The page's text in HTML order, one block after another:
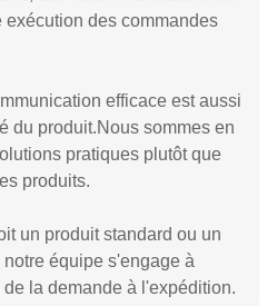
exécution des commandes
efficace est aussi
du produit.Nous sommes en
pratiques plutôt que
produits.
un produit standard ou un
équipe s'engage à
la demande à l'expédition.